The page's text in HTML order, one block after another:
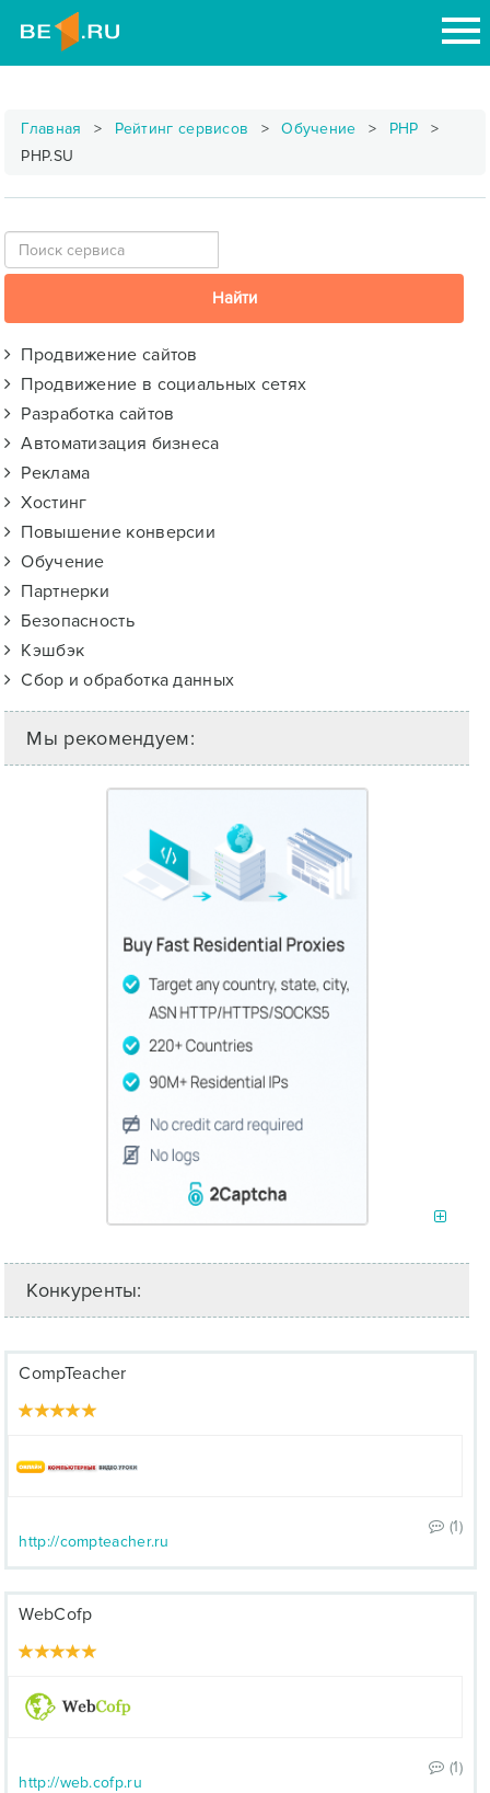
Главная Рейтинг сервисов Обучение
PHP
PHP.SU
Продвижение сайтов
Продвижение в социальных сетях
Разработка сайтов
Автоматизация бизнеса
Реклама
Хостинг
Повышение конверсии
Обучение
Партнерки
Безопасность
Кэшбэк
Сбор и обработка данных
Мы рекомендуем:
Конкуренты:
CompTeacher
(1)
http://compteacher.ru
WebCofp
(1)
http://web.cofp.ru